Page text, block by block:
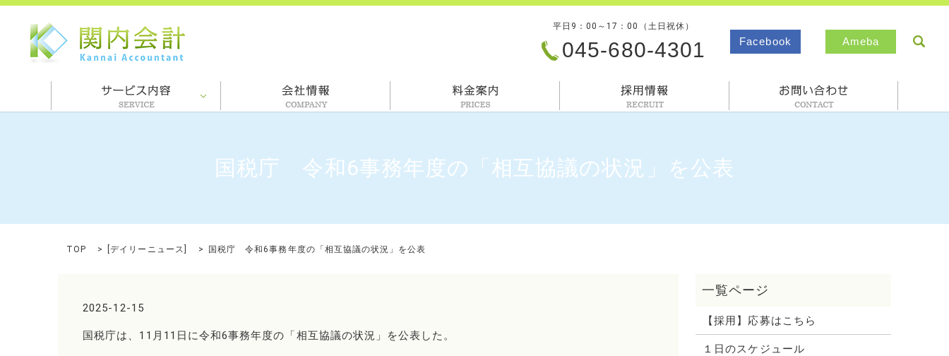
平日9：00～17：00（土日祝休）
045-680-4301 Facebook Ameba
国税庁 令和6事務年度の「相互協議の状況」を公表
TOP [デイリーニュース 国税庁 令和6事務年度の「相互協議の状況」を公表
2025-12-15
国税庁は、11月11日に令和6事務年度の「相互協議の状況」を公表した。
【採用】応募はこちら
１日のスケジュール